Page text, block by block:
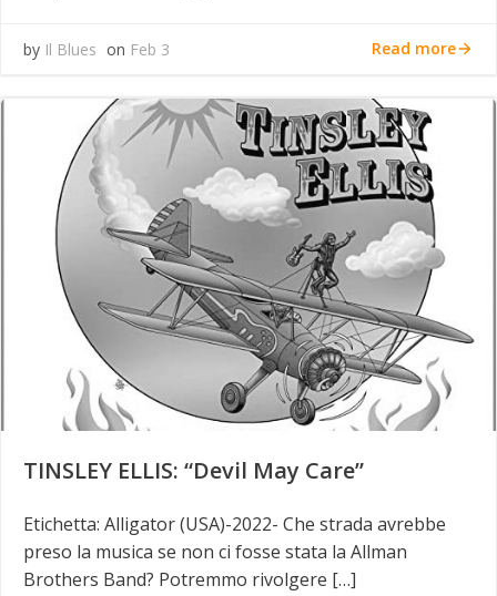
by Il Blues on Feb 3 Read more
TINSLEY ELLIS: “Devil May Care”
Etichetta: Alligator (USA)-2022- Che strada avrebbe
preso la musica se non ci fosse stata la Allman
Brothers Band? Potremmo rivolgere […]